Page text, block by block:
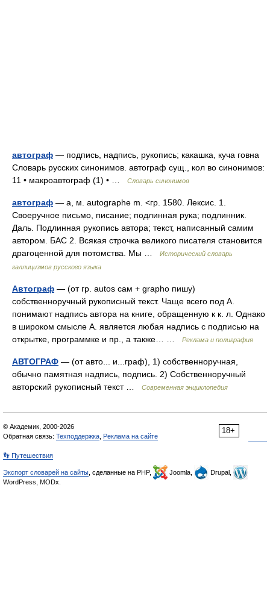
автограф — подпись, надпись, рукопись; какашка, куча говна
Словарь русских синонимов. автограф сущ., кол во синонимов:
11 • макроавтограф (1) • …
Словарь синонимов
автограф — а, м. autographe m. <гр. 1580. Лексис. 1.
Своеручное письмо, писание; подлинная рука; подлинник.
Даль. Подлинная рукопись автора; текст, написанный самим
автором. БАС 2. Всякая строчка великого писателя становится
драгоценной для потомства. Мы …
Исторический словарь
галлицизмов русского языка
Автограф — (от гр. autos сам + grapho пишу)
собственноручный рукописный текст. Чаще всего под А.
понимают надпись автора на книге, обращенную к к. л. Однако
в широком смысле А. является любая надпись с подписью на
открытке, программке и пр., а также… …
Реклама и полиграфия
АВТОГРАФ — (от авто... и...граф), 1) собственноручная,
обычно памятная надпись, подпись. 2) Собственноручный
авторский рукописный текст …
Современная энциклопедия
18+
© Академик, 2000-2026
Обратная связь: Техподдержка Реклама на сайте
👣 Путешествия
Экспорт словарей на сайты , сделанные на PHP, Joomla,
Drupal,
WordPress, MODx.